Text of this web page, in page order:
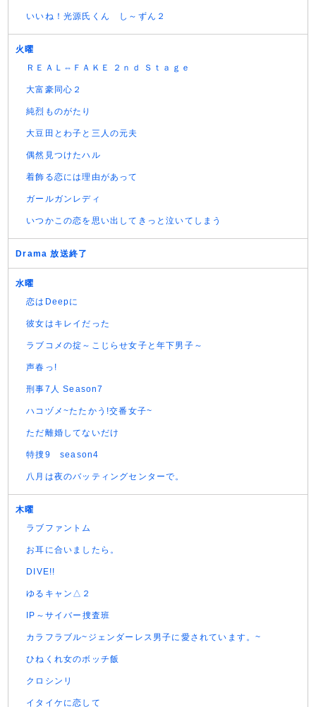
いいね！光源氏くん し～ずん２
火曜
ＲＥＡＬ⇔ＦＡＫＥ ２ｎｄ Ｓｔａｇｅ
大富豪同心２
純烈ものがたり
大豆田とわ子と三人の元夫
偶然見つけたハル
着飾る恋には理由があって
ガールガンレディ
いつかこの恋を思い出してきっと泣いてしまう
Drama 放送終了
水曜
恋はDeepに
彼女はキレイだった
ラブコメの掟～こじらせ女子と年下男子～
声春っ!
刑事7人 Season7
ハコヅメ~たたかう!交番女子~
ただ離婚してないだけ
特捜9 season4
八月は夜のバッティングセンターで。
木曜
ラブファントム
お耳に合いましたら。
DIVE!!
ゆるキャン△２
IP～サイバー捜査班
カラフラブル~ジェンダーレス男子に愛されています。~
ひねくれ女のボッチ飯
クロシンリ
イタイケに恋して